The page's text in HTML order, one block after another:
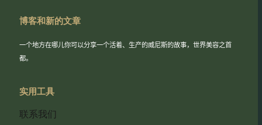
博客和新的文章
一个地方在哪儿你可以分享一个活着、生产的威尼斯的故事，世界美容之首
都。
实用工具
联系我们